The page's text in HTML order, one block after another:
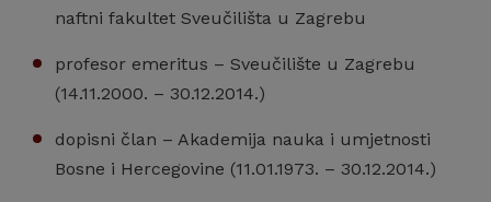
naftni fakultet Sveučilišta u Zagrebu
profesor emeritus – Sveučilište u Zagrebu
(14.11.2000. – 30.12.2014.)
dopisni član – Akademija nauka i umjetnosti
Bosne i Hercegovine (11.01.1973. – 30.12.2014.)